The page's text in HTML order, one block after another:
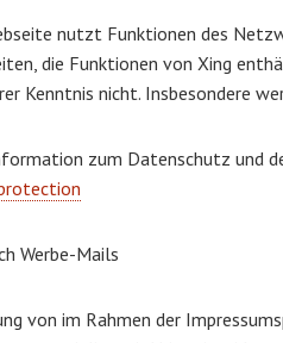
nutzt Funktionen des
die Funktionen von Xing
Kenntnis nicht. Insbesondere
zum Datenschutz und
Werbe-Mails
von im Rahmen der